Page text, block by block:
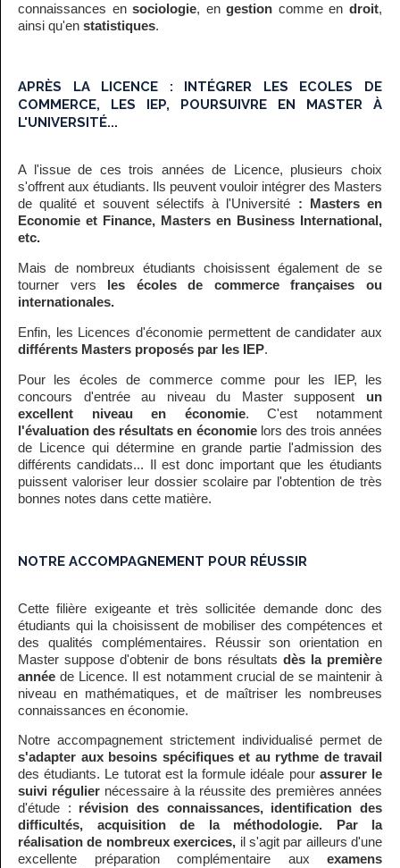
connaissances ensociologie, engestion comme endroit,
ainsi qu'en statistiques.
APRÈS LA LICENCE : INTÉGRER LES ECOLES DE
COMMERCE, LES IEP, POURSUIVRE EN MASTER À
L'UNIVERSITÉ...
A l'issue de ces trois années de Licence, plusieurs choix
s'offrent aux étudiants. Ils peuvent vouloir intégrer des Masters
de qualité et souvent sélectifs à l'Université : Masters en
Economie et Finance, Masters en Business International,
etc.
Mais de nombreux étudiants choisissent également de se
tourner vers
les écoles de commerce françaises ou
internationales.
Enfin, les Licences d'économie permettent de candidater aux
différents Masters proposés par les IEP.
Pour les écoles de commerce comme pour les IEP, les
concours d'entrée au niveau du Master supposent un
excellent niveau en économie. C'est notamment
l'évaluation des résultats en économielors des trois années
de Licence qui détermine en grande partie l'admission des
différents candidats... Il est donc important que les étudiants
puissent valoriser leur dossier scolaire par l'obtention de très
bonnes notes dans cette matière.
NOTRE ACCOMPAGNEMENT POUR RÉUSSIR
Cette filière exigeante et très sollicitée demande donc des
étudiants qui la choisissent de mobiliser des compétences et
des qualités complémentaires. Réussir son orientation en
Master suppose d'obtenir de bons résultats dès la première
annéede Licence. Il est notamment crucial de se maintenir à
niveau en mathématiques, et de maîtriser les nombreuses
connaissances en économie.
Notre accompagnement strictement individualisé permet de
s'adapter aux besoins spécifiques et au rythme de travail
des étudiants. Le tutorat est la formule idéale pour assurer le
suivi régulier nécessaire à la réussite des premières années
d'étude : révision des connaissances, identification des
difficultés, acquisition de la méthodologie. Par la
réalisation de nombreux exercices, il s'agit par ailleurs d'une
excellente préparation complémentaire aux examens